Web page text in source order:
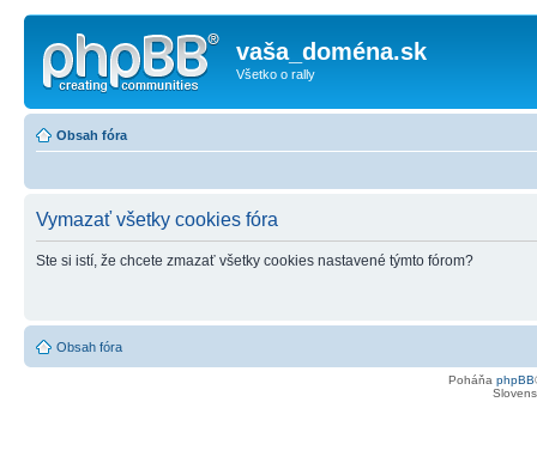
vaša_doména.sk
Všetko o rally
Obsah fóra
Vymazať všetky cookies fóra
Ste si istí, že chcete zmazať všetky cookies nastavené týmto fórom?
Obsah fóra
Poháňa phpBB